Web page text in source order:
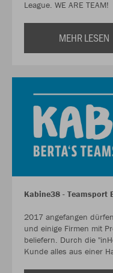
League. WE ARE TEAM!
MEHR LESEN
Kabine38 - Teamsport
2017 angefangen
und einige Firmen mit
beliefern. Durch die
Kunde alles aus einer